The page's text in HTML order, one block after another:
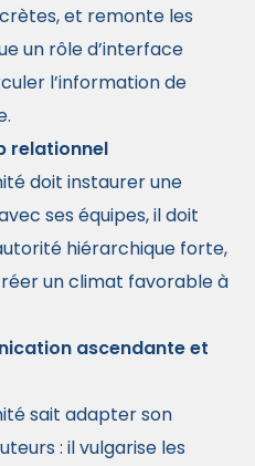
et remonte les
un rôle d’interface
l’information de
relationnel
doit instaurer une
ses équipes, il doit
hiérarchique forte,
un climat favorable à
ascendante et
sait adapter son
: il vulgarise les